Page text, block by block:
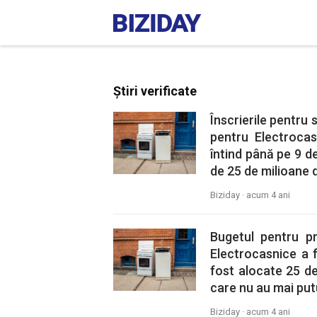
Știri verificate
Înscrierile pentru
pentru
întind până pe 9
de 25 de milioane
Biziday · acum 4 ani
Bugetul pentru
Electrocasnice a
fost alocate 25
care nu au mai
Biziday · acum 4 ani